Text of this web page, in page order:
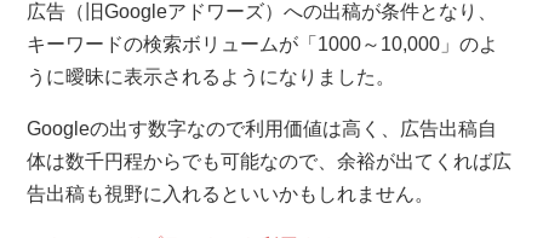
広告（旧Googleアドワーズ）への出稿が条件となり、
キーワードの検索ボリュームが「1000～10,000」のよ
うに曖昧に表示されるようになりました。
Googleの出す数字なので利用価値は高く、広告出稿自
体は数千円程からでも可能なので、余裕が出てくれば広
告出稿も視野に入れるといいかもしれません。